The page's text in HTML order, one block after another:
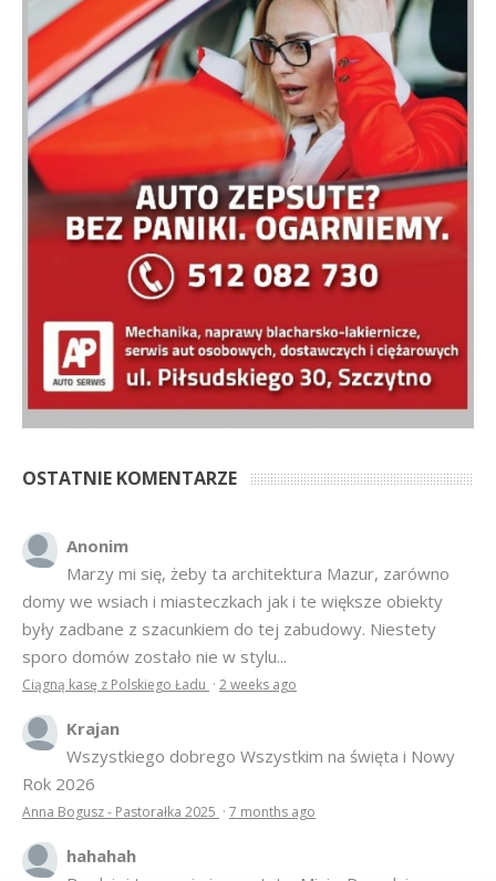
OSTATNIE KOMENTARZE
Anonim
Marzy mi się, żeby ta architektura Mazur, zarówno
domy we wsiach i miasteczkach jak i te większe obiekty
były zadbane z szacunkiem do tej zabudowy. Niestety
sporo domów zostało nie w stylu...
Ciągną kasę z Polskiego Ładu · 2 weeks ago
Krajan
Wszystkiego dobrego Wszystkim na święta i Nowy
Rok 2026
Anna Bogusz - Pastorałka 2025 · 7 months ago
hahahah